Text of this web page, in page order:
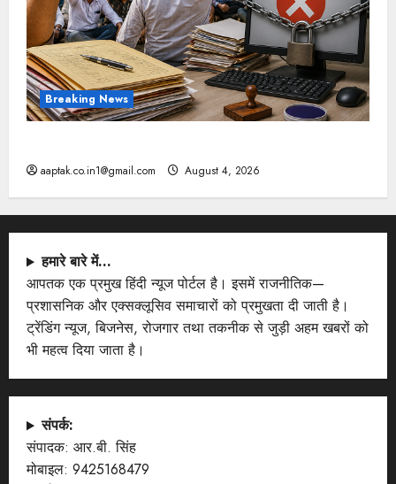
Breaking News
aaptak.co.in1@gmail.com August 4, 2026
हमारे बारे में…
आपतक एक प्रमुख हिंदी न्यूज पोर्टल है। इसमें राजनीतिक—
प्रशासनिक और एक्सक्लूसिव समाचारों को प्रमुखता दी जाती है।
ट्रेंडिंग न्यूज, बिजनेस, रोजगार तथा तकनीक से जुड़ी अहम खबरों को
भी महत्व दिया जाता है।
संपर्क:
संपादक: आर.बी. सिंह
मोबाइल: 9425168479